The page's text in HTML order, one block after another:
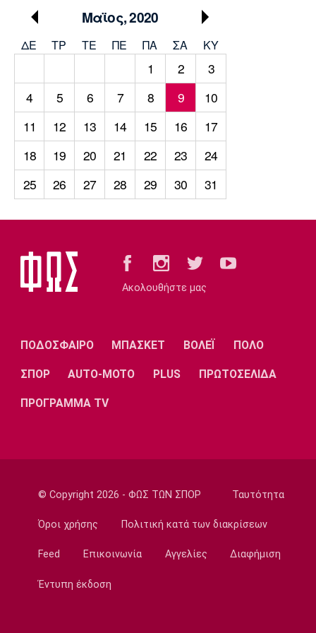
Running
Media
Ιωνικός Κηφισιά Πανσερραϊκός
Μπαρτσελόνα
Ρεάλ
Μαδρίτης
Ατλέτικο
Μαδρίτης
Γιουνάιτεντ
Ίντερ
Ντόρτμουντ
Ζερμέν
Μαϊος, 2020
ΔΕ ΤΡ TΕ ΠΕ ΠΑ ΣΑ ΚΥ
1 2
3
4
5 6 7 8 9
10
11
12 13 14 15 16
17
18
19 20 21 22 23
24
25
26 27 28 29 30 31
Ακολουθήστε μας
ΠΟΔΟΣΦΑΙΡΟ ΜΠΑΣΚΕΤ ΒΟΛΕΪ ΠΟΛΟ
ΣΠΟΡ AUTO-MOTO PLUS ΠΡΩΤΟΣΕΛΙΔΑ
ΠΡΟΓΡΑΜΜΑ TV
© Copyright 2026 - ΦΩΣ ΤΩΝ ΣΠΟΡ Ταυτότητα
Όροι χρήσης Πολιτική κατά των διακρίσεων
Feed Επικοινωνία Αγγελίες Διαφήμιση
Έντυπη έκδοση